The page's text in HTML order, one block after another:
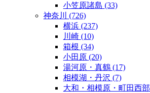
小笠原諸島 (33)
神奈川
(726)
横浜 (237)
川崎 (10)
箱根 (34)
小田原 (20)
湯河原・真鶴 (17)
相模湖・丹沢 (7)
大和・相模原・町田西部